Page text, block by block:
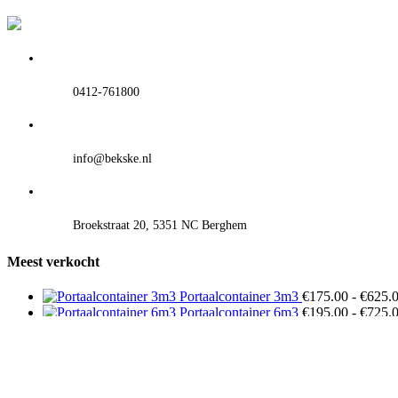
0412-761800
info@bekske.nl
Broekstraat 20, 5351 NC Berghem
Meest verkocht
Portaalcontainer 3m3 €175.00 - €
Portaalcontainer 6m3 €195.00 - €